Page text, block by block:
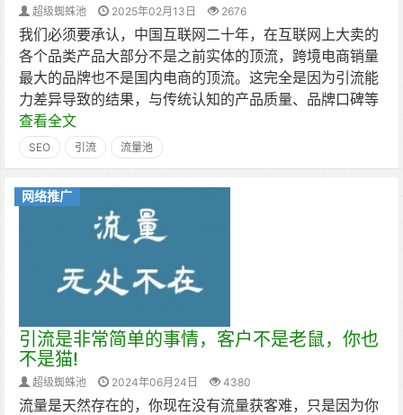
超级蜘蛛池 2025年02月13日 2676
我们必须要承认，中国互联网二十年，在互联网上大卖的
各个品类产品大部分不是之前实体的顶流，跨境电商销量
最大的品牌也不是国内电商的顶流。这完全是因为引流能
力差异导致的结果，与传统认知的产品质量、品牌口碑等
查看全文
SEO 引流 流量池
网络推广
引流是非常简单的事情，客户不是老鼠，你也
不是猫!
超级蜘蛛池 2024年06月24日 4380
流量是天然存在的，你现在没有流量获客难，只是因为你